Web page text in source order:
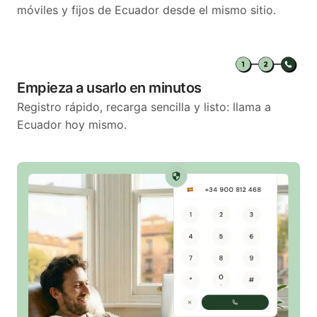
móviles y fijos de Ecuador desde el mismo sitio.
Empieza a usarlo en minutos
Registro rápido, recarga sencilla y listo: llama a
Ecuador hoy mismo.